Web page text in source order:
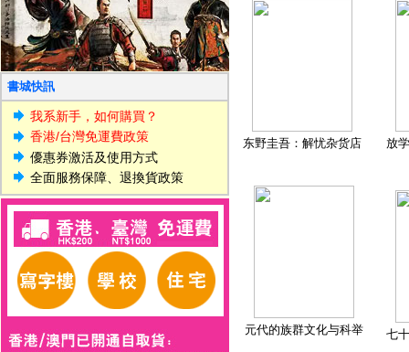
書城快訊
我系新手，如何購買？
香港/台灣免運費政策
優惠券激活及使用方式
全面服務保障、退換貨政策
东野圭吾：解忧杂货店 放
元代的族群文化与科举 七